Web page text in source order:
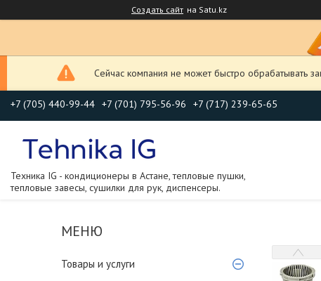
Создать сайт на Satu.kz
Сейчас компания не может быстро обрабатывать
+7 (705) 440-99-44 +7 (701) 795-56-96 +7 (717) 239-65-65
Техника IG - кондиционеры в Астане, тепловые пушки,
тепловые завесы, сушилки для рук, диспенсеры.
Товары и услуги